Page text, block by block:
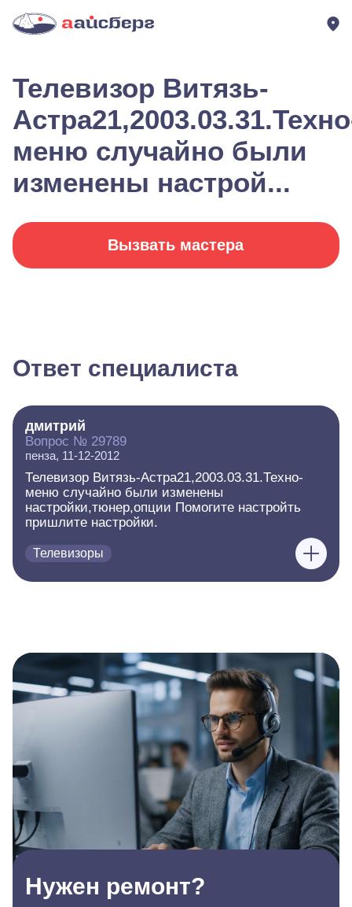
Телевизор Витязь-
меню случайно были
изменены настрой...
Вызвать мастера
Ответ специалиста
дмитрий
Вопрос № 29789
пенза, 11-12-2012
Телевизор Витязь-Астра21,2003.03.31.Техно-
меню случайно были изменены
настройки,тюнер,опции Помогите настройть
пришлите настройки.
Телевизоры
Нужен ремонт?